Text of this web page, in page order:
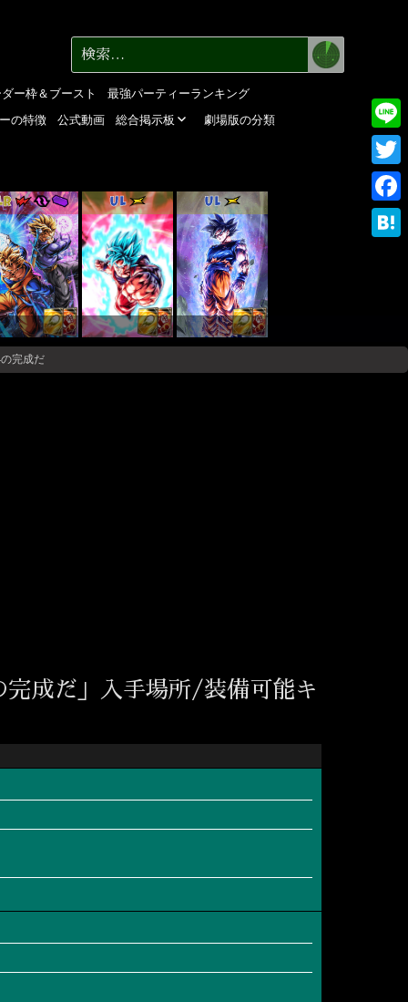
ー枠＆ブースト
最強パーティーランキング
の特徴
公式動画 総合掲示板 劇場版の分類
UL UL
完成だ
成だ」入手場所/装備可能キ
Line
検
索:
検
索